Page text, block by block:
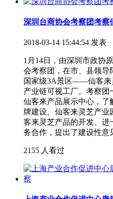
深圳台商协会考察团考察
2018-03-14 15:44:54 发表
1月14日，由深圳市政协
会考察团，在市、县领导
国家级3A景区——仙客来
产业链可视工厂。考察团
仙客来产品展示中心，了
牌建设、仙客来灵芝产业
客来灵芝产品的开发、进
务合作，提出了建设性意
2155 人看过